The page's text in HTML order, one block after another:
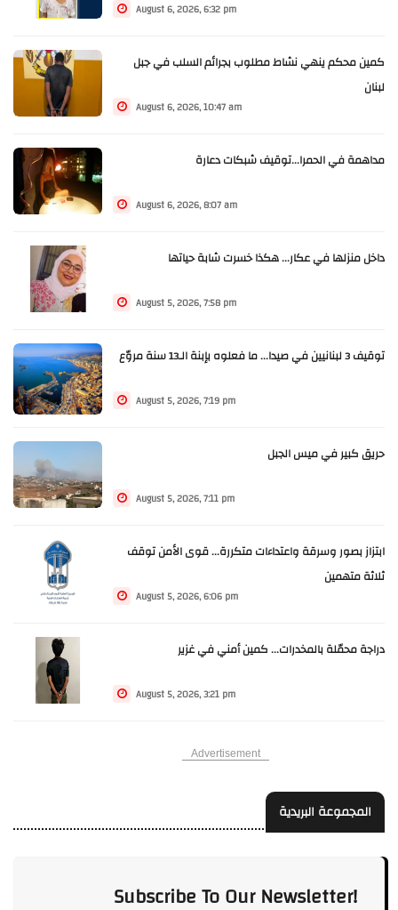
August 6, 2026, 6:32 pm
كمين محكم ينهي نشاط مطلوب بجرائم السلب في جبل
لبنان
August 6, 2026, 10:47 am
مداهمة في الحمرا...توقيف شبكات دعارة
August 6, 2026, 8:07 am
داخل منزلها في عكار... هكذا خسرت شابة حياتها
August 5, 2026, 7:58 pm
توقيف 3 لبنانيين في صيدا... ما فعلوه بإبنة الـ13 سنة مروّع
August 5, 2026, 7:19 pm
حريق كبير في ميس الجبل
August 5, 2026, 7:11 pm
ابتزاز بصور وسرقة واعتداءات متكررة... قوى الأمن توقف
ثلاثة متهمين
August 5, 2026, 6:06 pm
دراجة محمّلة بالمخدرات... كمين أمني في غزير
August 5, 2026, 3:21 pm
Advertisement
المجموعة البريدية
Subscribe To Our Newsletter!